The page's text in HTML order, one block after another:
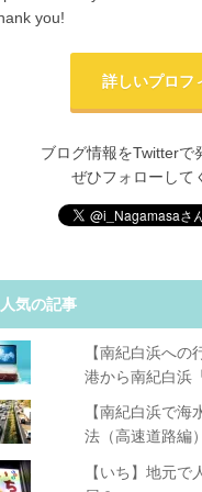
you!
詳しいプロフ
ブログ情報をTwitterで
ぜひフォローして
人気の記事
【南紀白浜へ
港から南紀白浜
【南紀白浜で
法（高速道路編）
【いち】地元